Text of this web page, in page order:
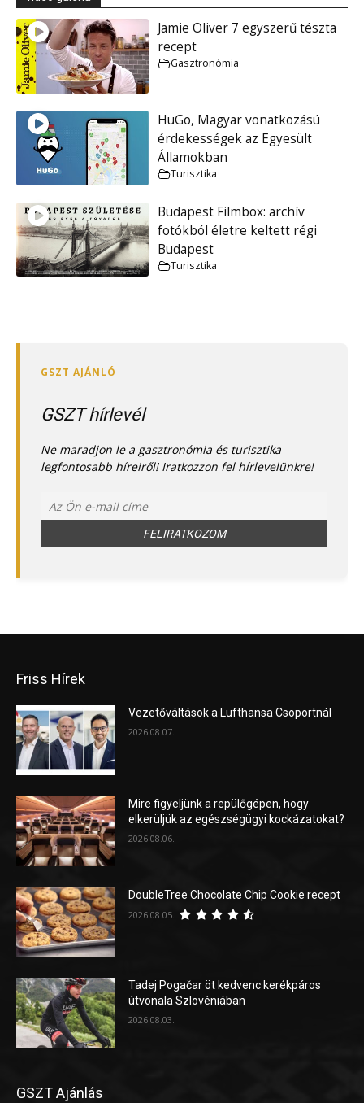
Jamie Oliver 7 egyszerű tészta
recept
Gasztronómia
HuGo, Magyar vonatkozású
érdekességek az Egyesült
Államokban
Turisztika
Budapest Filmbox: archív
fotókból életre keltett régi
Budapest
Turisztika
GSZT hírlevél
Ne maradjon le a gasztronómia és turisztika
legfontosabb híreiről! Iratkozzon fel hírlevelünkre!
Friss Hírek
Vezetőváltások a Lufthansa Csoportnál
2026.08.07.
Mire figyeljünk a repülőgépen, hogy
elkerüljük az egészségügyi kockázatokat?
2026.08.06.
DoubleTree Chocolate Chip Cookie recept
2026.08.05.
Tadej Pogačar öt kedvenc kerékpáros
útvonala Szlovéniában
2026.08.03.
GSZT Ajánlás